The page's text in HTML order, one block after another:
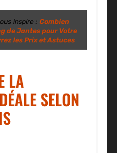
inspire : Combien
de Jantes pour Votre
les Prix et Astuces
LA
SELON